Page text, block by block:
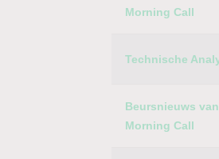
Morning Call
Technische
Beursnieuws
Morning Call